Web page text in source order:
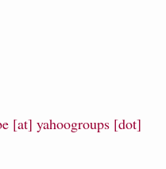
[at] yahoogroups [dot]